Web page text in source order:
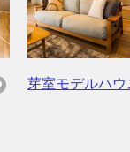
芽室モデルハウ